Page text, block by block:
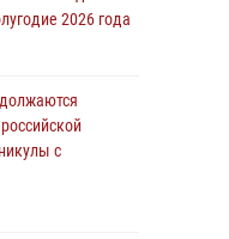
оказали
пенсионеру
Росгвардии
2026 года
с